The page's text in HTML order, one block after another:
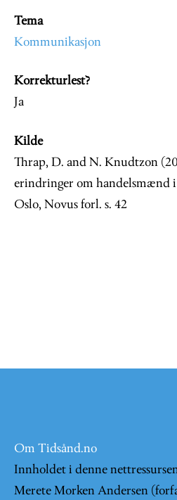
Tema
Kommunikasjon
Korrekturlest?
Ja
Kilde
Thrap, D. and N. Knudtzon
erindringer om handelsmænd i
Oslo, Novus forl. s. 42
Om Tidsånd.no
Innholdet i denne
Merete Morken Andersen